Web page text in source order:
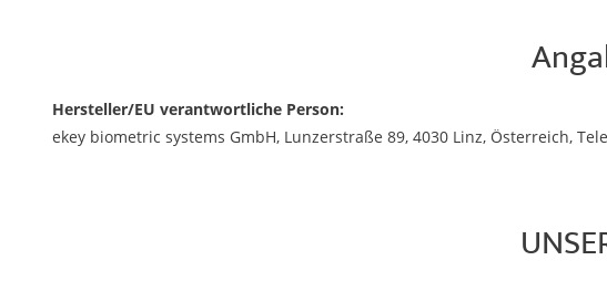
Hersteller/EU verantwortliche Person:
ekey biometric systems GmbH, Lunzerstraße 89, 4030 Linz, Österreich,